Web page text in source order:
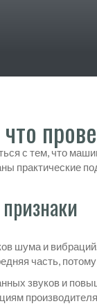
с тем, что
практические
шума и
часть,
звуков и